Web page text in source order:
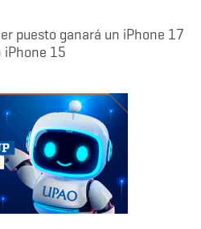
puesto ganará un iPhone 17
iPhone 15